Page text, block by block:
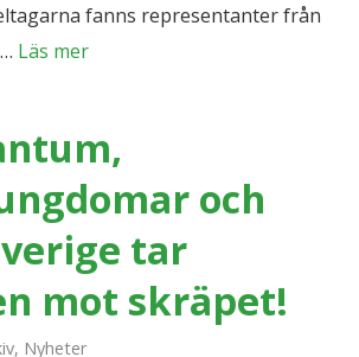
fanns representanter från
Läs mer
och
tar
mot skräpet!
, Nyheter